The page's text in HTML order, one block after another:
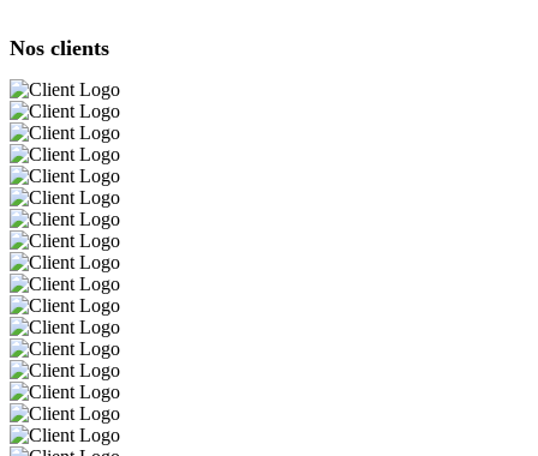
Nos clients